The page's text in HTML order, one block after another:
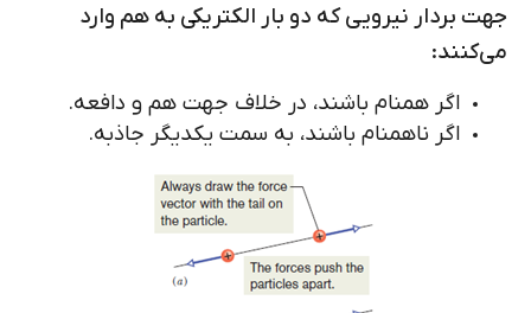
جهت بردار نیرویی که دو بار الکتریکی به هم وارد
می‌کنند:
اگر همنام باشند، در خلاف جهت هم و دافعه.
اگر ناهمنام باشند، به سمت یکدیگر جاذبه.